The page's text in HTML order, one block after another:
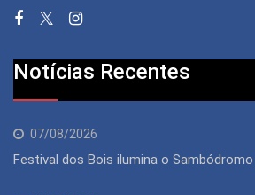
Notícias Recentes
07/08/2026
Festival dos Bois ilumina o